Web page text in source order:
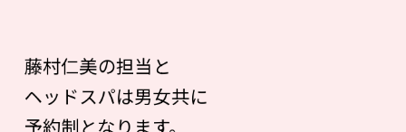
藤村仁美の担当と
ヘッドスパは男女共に
予約制となります。